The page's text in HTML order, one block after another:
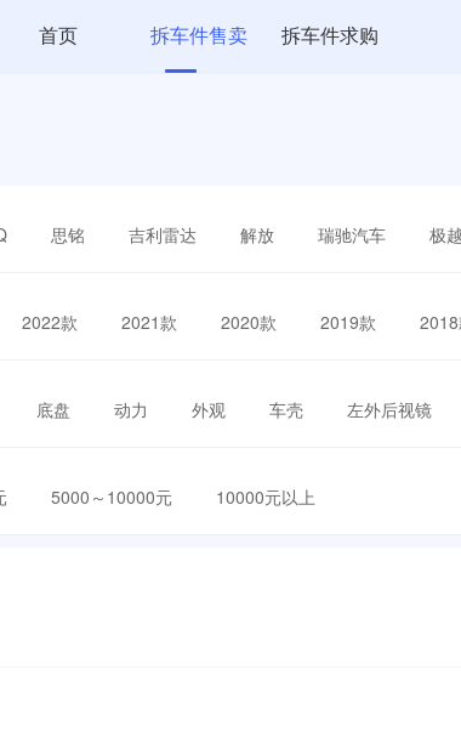
首页 拆车件售卖 拆车件求购
思铭 吉利雷达 解放 瑞驰汽车 极
2022款 2021款 2020款 2019款
底盘 动力 外观 车壳 左外后视镜
5000～10000元 10000元以上